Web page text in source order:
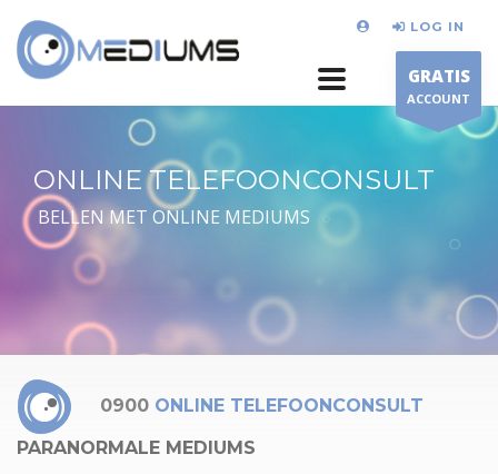
LOG IN
GRATIS
ACCOUNT
ONLINE TELEFOONCONSULT
BELLEN MET ONLINE MEDIUMS
0900 ONLINE TELEFOONCONSULT
PARANORMALE MEDIUMS